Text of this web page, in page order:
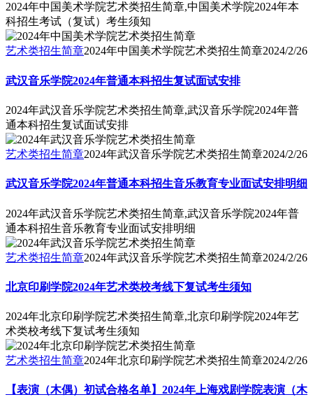
2024年中国美术学院艺术类招生简章,中国美术学院2024年本
科招生考试（复试）考生须知
艺术类招生简章2024年中国美术学院艺术类招生简章2024/2/26
武汉音乐学院2024年普通本科招生复试面试安排
2024年武汉音乐学院艺术类招生简章,武汉音乐学院2024年普
通本科招生复试面试安排
艺术类招生简章2024年武汉音乐学院艺术类招生简章2024/2/26
武汉音乐学院2024年普通本科招生音乐教育专业面试安排明细
2024年武汉音乐学院艺术类招生简章,武汉音乐学院2024年普
通本科招生音乐教育专业面试安排明细
艺术类招生简章2024年武汉音乐学院艺术类招生简章2024/2/26
北京印刷学院2024年艺术类校考线下复试考生须知
2024年北京印刷学院艺术类招生简章,北京印刷学院2024年艺
术类校考线下复试考生须知
艺术类招生简章2024年北京印刷学院艺术类招生简章2024/2/26
【表演（木偶）初试合格名单】2024年上海戏剧学院表演（木